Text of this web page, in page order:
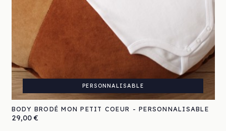
PERSONNALISABLE
BODY BRODÉ MON PETIT COEUR - PERSONNALISABLE
Prix
29,00 €